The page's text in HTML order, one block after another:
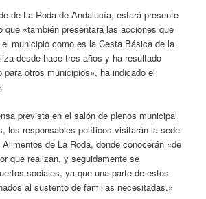
de La Roda de Andalucía, estará presente
que «también presentará las acciones que
municipio como es la Cesta Básica de la
desde hace tres años y ha resultado
para otros municipios», ha indicado el
prevista en el salón de plenos municipal
los responsables políticos visitarán la sede
de La Roda, donde conocerán «de
que realizan, y seguidamente se
sociales, ya que una parte de estos
al sustento de familias necesitadas.»